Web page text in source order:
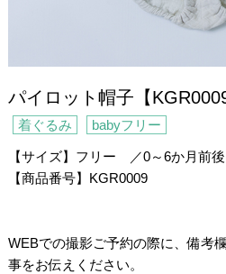
パイロット帽子【KGR0009
着ぐるみ babyフリー
【サイズ】フリー ／0～6か月前
【商品番号】KGR0009
WEBでの撮影ご予約の際に、備考
事をお伝えください。